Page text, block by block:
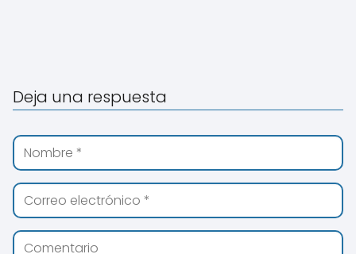
Deja una respuesta